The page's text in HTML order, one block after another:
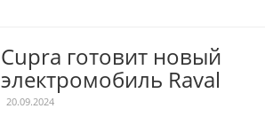
Cupra готовит новый
электромобиль Raval
20.09.2024